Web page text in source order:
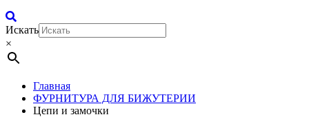
Искать
×
Главная
ФУРНИТУРА ДЛЯ БИЖУТЕРИИ
Цепи и замочки